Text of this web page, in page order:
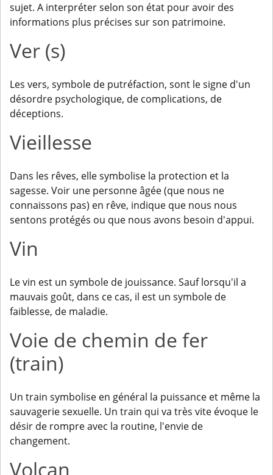
sujet. A interpréter selon son état pour avoir des
informations plus précises sur son patrimoine.
Ver (s)
Les vers, symbole de putréfaction, sont le signe d'un
désordre psychologique, de complications, de
déceptions.
Vieillesse
Dans les rêves, elle symbolise la protection et la
sagesse. Voir une personne âgée (que nous ne
connaissons pas) en rêve, indique que nous nous
sentons protégés ou que nous avons besoin d'appui.
Vin
Le vin est un symbole de jouissance. Sauf lorsqu'il a
mauvais goût, dans ce cas, il est un symbole de
faiblesse, de maladie.
Voie de chemin de fer
(train)
Un train symbolise en général la puissance et même la
sauvagerie sexuelle. Un train qui va très vite évoque le
désir de rompre avec la routine, l'envie de
changement.
Volcan